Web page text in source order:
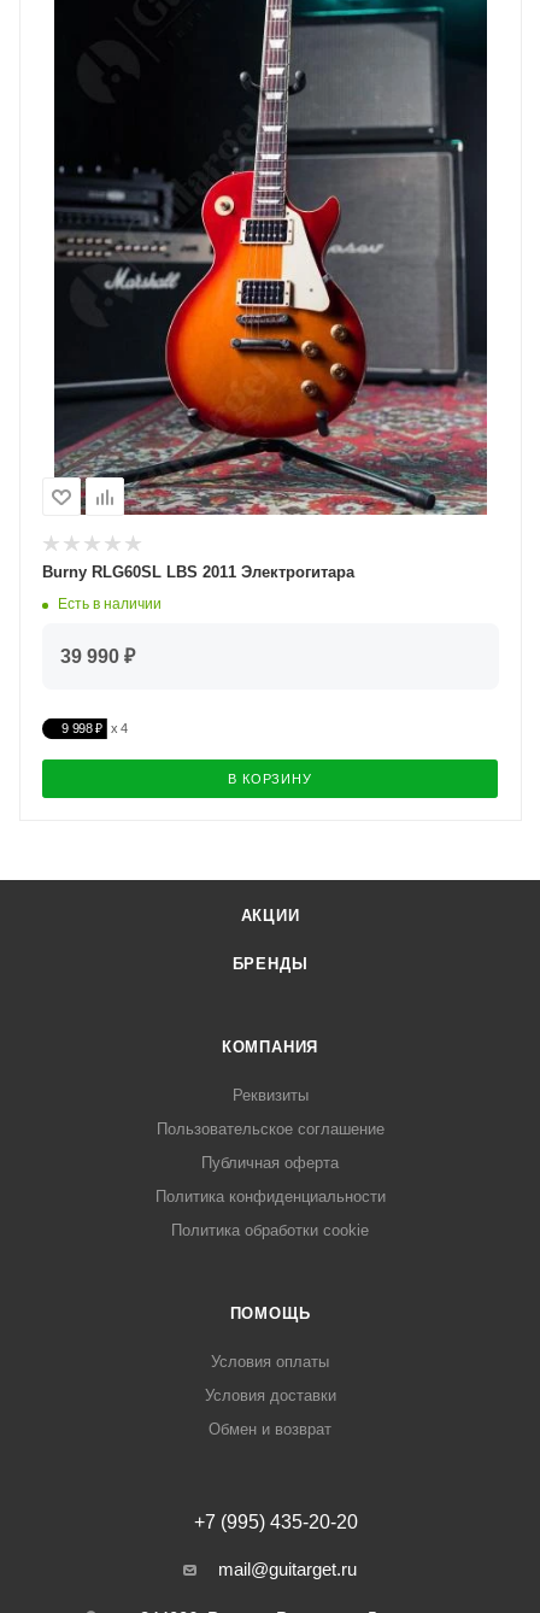
Burny RLG60SL LBS 2011 Электрогитара
Есть в наличии
39 990 ₽
9 998 ₽
В КОРЗИНУ
АКЦИИ
БРЕНДЫ
КОМПАНИЯ
Реквизиты
Пользовательское соглашение
Публичная оферта
Политика конфиденциальности
Политика обработки cookie
ПОМОЩЬ
Условия оплаты
Условия доставки
Обмен и возврат
+7 (995) 435-20-20
mail@guitarget.ru